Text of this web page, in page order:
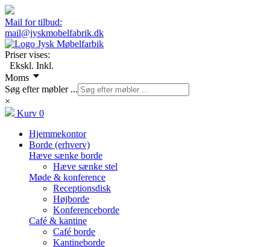
Mail for tilbud:
mail@jyskmobelfabrik.dk
Priser vises:
Ekskl. Inkl.
Moms
Søg efter møbler ...
×
Kurv 0
Hjemmekontor
Borde (erhverv)
Hæve sænke borde
Hæve sænke stel
Møde & konference
Receptionsdisk
Højborde
Konferenceborde
Café & kantine
Café borde
Kantineborde